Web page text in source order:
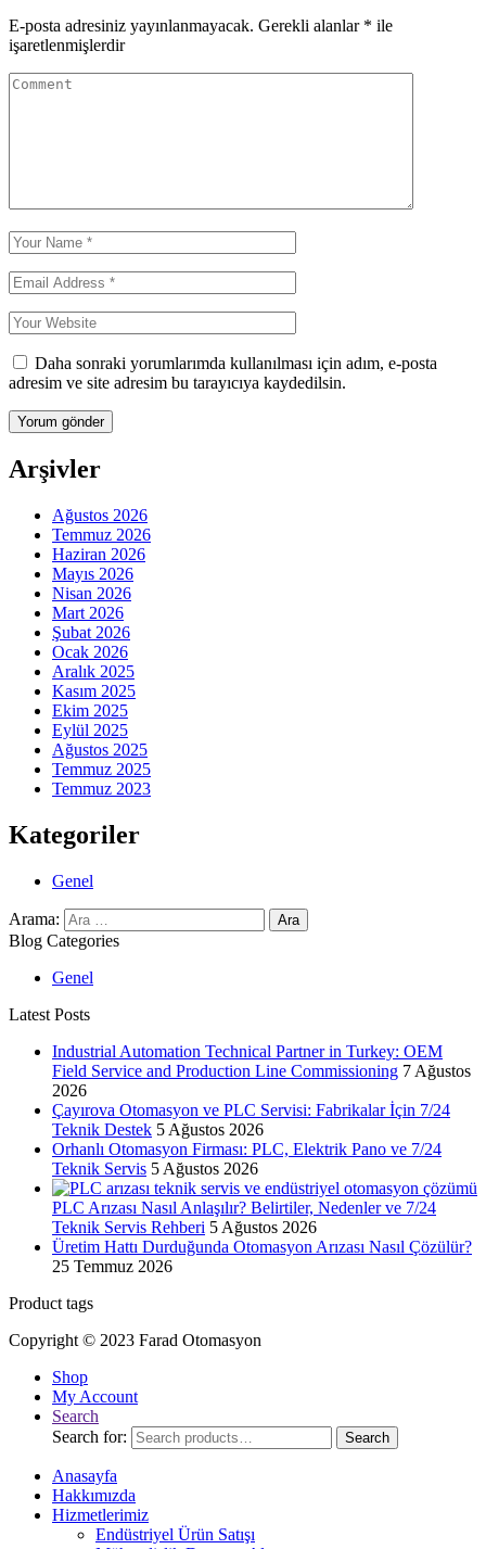
E-posta adresiniz yayınlanmayacak. Gerekli alanlar * ile
işaretlenmişlerdir
Daha sonraki yorumlarımda kullanılması için adım, e-posta
adresim ve site adresim bu tarayıcıya kaydedilsin.
Arşivler
Ağustos 2026
Temmuz 2026
Haziran 2026
Mayıs 2026
Nisan 2026
Mart 2026
Şubat 2026
Ocak 2026
Aralık 2025
Kasım 2025
Ekim 2025
Eylül 2025
Ağustos 2025
Temmuz 2025
Temmuz 2023
Kategoriler
Genel
Arama:
Blog Categories
Genel
Latest Posts
Industrial Automation Technical Partner in Turkey: OEM
Field Service and Production Line Commissioning 7 Ağustos
2026
Çayırova Otomasyon ve PLC Servisi: Fabrikalar İçin 7/24
Teknik Destek 5 Ağustos 2026
Orhanlı Otomasyon Firması: PLC, Elektrik Pano ve 7/24
Teknik Servis 5 Ağustos 2026
PLC Arızası Nasıl Anlaşılır? Belirtiler, Nedenler ve 7/24
Teknik Servis Rehberi 5 Ağustos 2026
Üretim Hattı Durduğunda Otomasyon Arızası Nasıl Çözülür?
25 Temmuz 2026
Product tags
Copyright © 2023 Farad Otomasyon
Shop
My Account
Search
Search for:
Search
Anasayfa
Hakkımızda
Hizmetlerimiz
Endüstriyel Ürün Satışı